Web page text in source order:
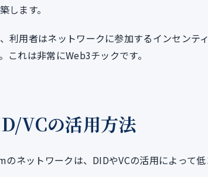
します。
利用者はネットワークに参加するインセン
これは非常にWeb3チックです。
VCの活用方法
のネットワークは、DIDやVCの活用によって